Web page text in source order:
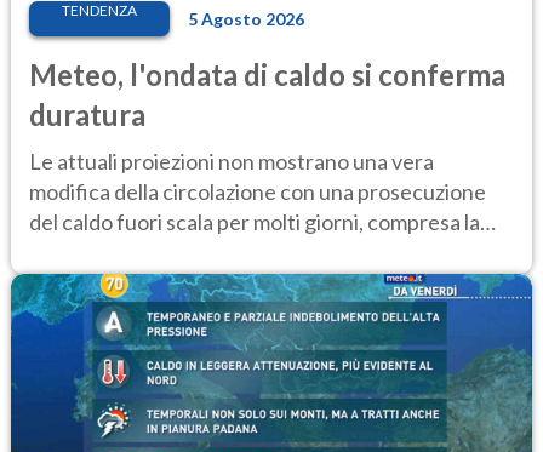
TENDENZA 5 Agosto 2026
Meteo, l'ondata di caldo si conferma
duratura
Le attuali proiezioni non mostrano una vera
modifica della circolazione con una prosecuzione
del caldo fuori scala per molti giorni, compresa la